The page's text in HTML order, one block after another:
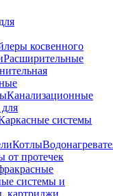
косвенного
Расширительные
Канализационные
системы
Котлы
от протечек
системы и
картриджи